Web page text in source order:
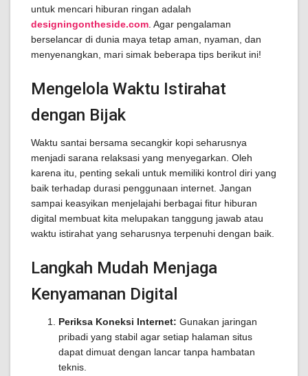
untuk mencari hiburan ringan adalah
designingontheside.com . Agar pengalaman
berselancar di dunia maya tetap aman, nyaman, dan
menyenangkan, mari simak beberapa tips berikut ini!
Mengelola Waktu Istirahat
dengan Bijak
Waktu santai bersama secangkir kopi seharusnya
menjadi sarana relaksasi yang menyegarkan. Oleh
karena itu, penting sekali untuk memiliki kontrol diri yang
baik terhadap durasi penggunaan internet. Jangan
sampai keasyikan menjelajahi berbagai fitur hiburan
digital membuat kita melupakan tanggung jawab atau
waktu istirahat yang seharusnya terpenuhi dengan baik.
Langkah Mudah Menjaga
Kenyamanan Digital
Periksa Koneksi Internet: Gunakan jaringan
pribadi yang stabil agar setiap halaman situs
dapat dimuat dengan lancar tanpa hambatan
teknis.